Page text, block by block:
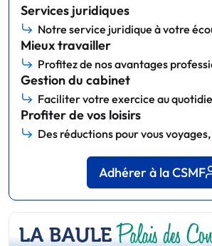
Services juridiques
Notre service juridique à votre
Mieux travailler
Profitez de nos avantages
Gestion du cabinet
Faciliter votre exercice au
Profiter de vos loisirs
Des réductions pour vous
Adhérer à la CSMF